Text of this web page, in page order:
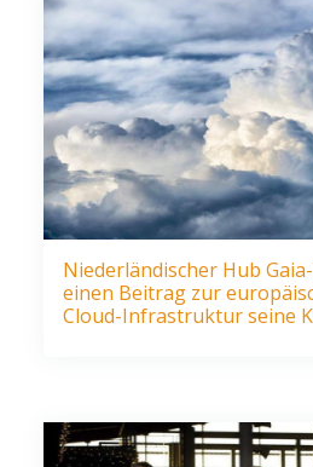
Niederländischer Hub
einen Beitrag zur
Cloud-Infrastruktur seine